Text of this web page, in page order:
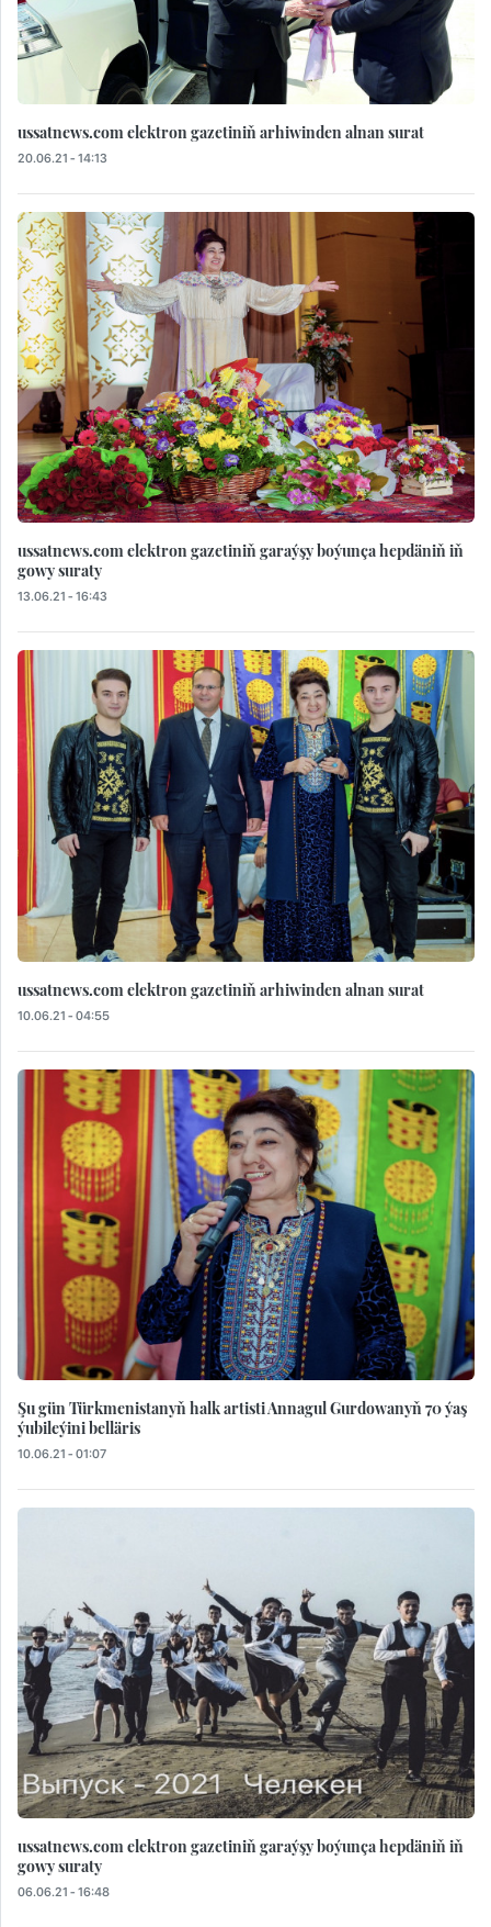
ussatnews.com elektron gazetiniň arhiwinden alnan surat
20.06.21 - 14:13
ussatnews.com elektron gazetiniň garaýşy boýunça hepdäniň iň
gowy suraty
13.06.21 - 16:43
ussatnews.com elektron gazetiniň arhiwinden alnan surat
10.06.21 - 04:55
Şu gün Türkmenistanyň halk artisti Annagul Gurdowanyň 70 ýaş
ýubileýini belläris
10.06.21 - 01:07
ussatnews.com elektron gazetiniň garaýşy boýunça hepdäniň iň
gowy suraty
06.06.21 - 16:48